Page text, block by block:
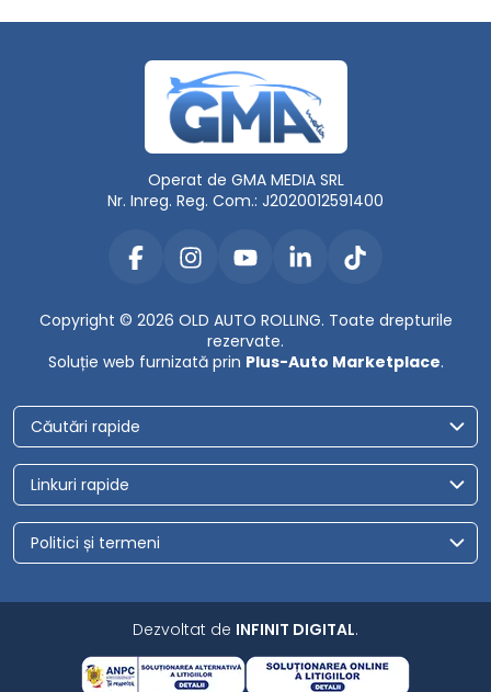
Operat de GMA MEDIA SRL
Nr. Inreg. Reg. Com.: J2020012591400
Copyright © 2026 OLD AUTO ROLLING. Toate drepturile
rezervate.
Soluție web furnizată prin Plus-Auto Marketplace.
Căutări rapide
Linkuri rapide
Politici și termeni
Dezvoltat de INFINIT DIGITAL.